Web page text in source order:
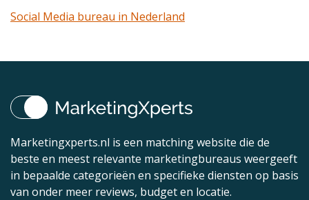
Social Media bureau in Nederland
Marketingxperts.nl is een matching website die de
beste en meest relevante marketingbureaus weergeeft
in bepaalde categorieën en specifieke diensten op basis
van onder meer reviews, budget en locatie.